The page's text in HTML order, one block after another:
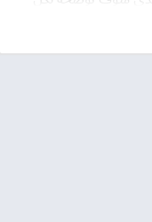
وكل هذه التفاصيل